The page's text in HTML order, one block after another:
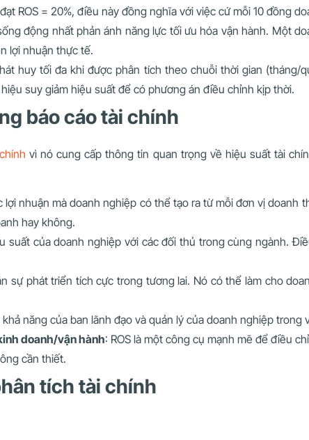
ROS = 20%, điều này đồng nghĩa với việc cứ mỗi 10 đồng
động nhất phản ánh năng lực tối ưu hóa vận hành. Một
lợi nhuận thực tế.
huy tối đa khi được phân tích theo chuỗi thời gian
suy giảm hiệu suất để có phương án điều chỉnh kịp thời.
báo cáo tài chính
vì nó cung cấp thông tin quan trọng về hiệu suất tài
lợi nhuận mà doanh nghiệp có thể tạo ra từ mỗi đơn vị
hay không.
suất của doanh nghiệp với các đối thủ trong cùng ngành.
sự phát triển tích cực trong tương lai. Nó có thể làm cho
khả năng của ban lãnh đạo và quản lý của doanh nghiệp
doanh/vận hành: ROS là một công cụ mạnh mẽ để điều
cần thiết.
tích tài chính